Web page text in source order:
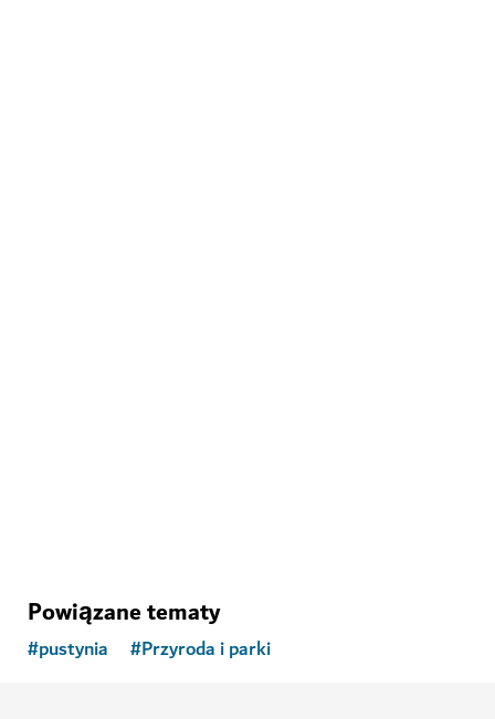
Powiązane tematy
#pustynia #Przyroda i parki